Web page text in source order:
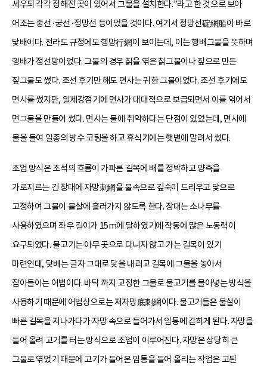
세우되 각각 정해진 곳이 있어서 그물을 설치한다.”라고 한 것으로 보아
어조는 중선·궁선·정망선 등이었을 것이다. 여기서 정망선碇網船이 바로
닻배이다. 전라도 규정에도 행망行網이 보이는데, 이는 행배그물을 뜻하며
행배가 정선망이었다. 그물의 경우 칡을 엮은 칡그물이나 짚으로 만든
짚그물도 썼다. 조선 후기만 해도 면사는 귀한 그물이었다. 조선 후기에도
면사를 썼지만, 일제강점기에 면사가 대대적으로 보급되면서 이를 엮어서
면그물을 만들어 썼다. 면사는 물에 취약하다는 단점이 있었는데, 면사에
물을 들여 일종의 방수 코팅을 하고 휴식기에는 햇볕에 말려서 썼다.
조업 방식은 조석의 흐름이 가파른 길목에 배를 정박하고 양측을
가로지르는 긴 장대에 자망刺網을 물속으로 깊숙이 드리우고 닻으로
고정하여 그물이 물살에 흘러가지 않도록 한다. 장대는 소나무를
사용하였으며 좌우 길이가 15m에 달하였기에 작동에 많은 노동력이
요구되었다. 물고기는 아무 곳으로 다니지 않고 가는 길목이 있기
마련인데, 닻배는 글자 그대로 닻을 내리고 길목에 그물을 놓아서
잡아들이는 어법이다. 바닥 까지 고정한 그물로 물고기를 몰아넣는 방식을
사용하기 때문에 어법상으로는 저자망底刺網이다. 물고기들은 물살이
빠른 길목을 지나가다가 자망 속으로 들어가서 임통에 갇히게 된다. 자망을
들어 올려 고기를 터는 방식으로 조업이 이루어진다. 자망은 상당히 큰
그물로 엮었기 때문에 고기가 들어온 임통을 들어 올리는 작업은 고된